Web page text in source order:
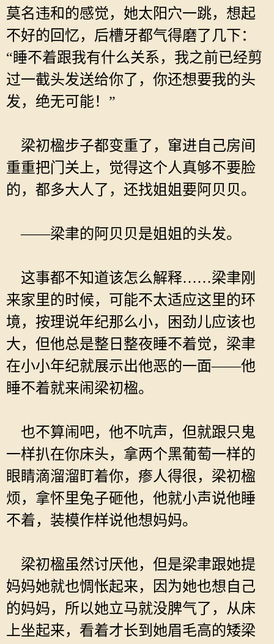
莫名违和的感觉，她太阳穴一跳，想起
不好的回忆，后槽牙都气得磨了几下：
“睡不着跟我有什么关系，我之前已经剪
过一截头发送给你了，你还想要我的头
发，绝无可能！”
梁初楹步子都变重了，窜进自己房间
重重把门关上，觉得这个人真够不要脸
的，都多大人了，还找姐姐要阿贝贝。
——梁聿的阿贝贝是姐姐的头发。
这事都不知道该怎么解释……梁聿刚
来家里的时候，可能不太适应这里的环
境，按理说年纪那么小，困劲儿应该也
大，但他总是整日整夜睡不着觉，梁聿
在小小年纪就展示出他恶的一面——他
睡不着就来闹梁初楹。
也不算闹吧，他不吭声，但就跟只鬼
一样扒在你床头，拿两个黑葡萄一样的
眼睛滴溜溜盯着你，瘆人得很，梁初楹
烦，拿怀里兔子砸他，他就小声说他睡
不着，装模作样说他想妈妈。
梁初楹虽然讨厌他，但是梁聿跟她提
妈妈她就也惆怅起来，因为她也想自己
的妈妈，所以她立马就没脾气了，从床
上坐起来，看着才长到她眉毛高的矮梁